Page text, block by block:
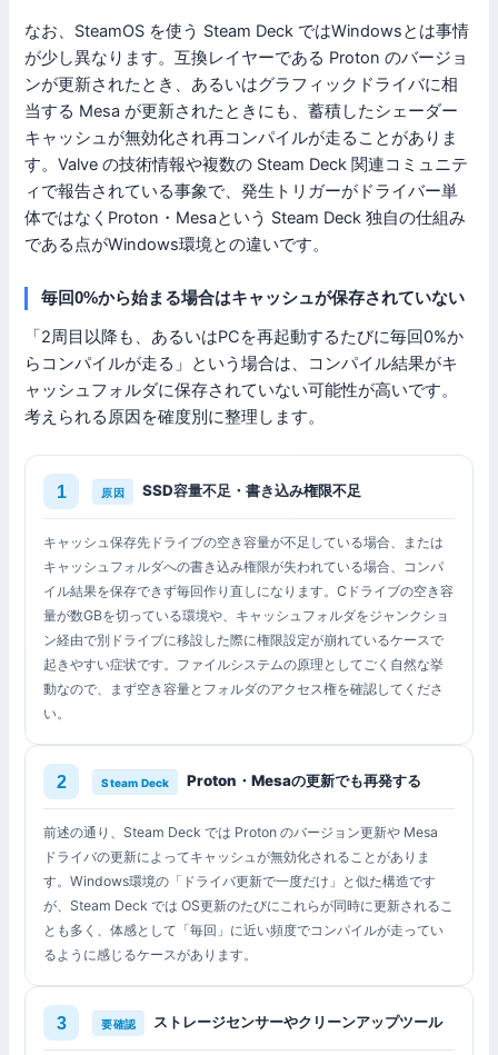
なお、SteamOS を使う Steam Deck ではWindowsとは事情
が少し異なります。互換レイヤーである Proton のバージョ
ンが更新されたとき、あるいはグラフィックドライバに相
当する Mesa が更新されたときにも、蓄積したシェーダー
キャッシュが無効化され再コンパイルが走ることがありま
す。Valve の技術情報や複数の Steam Deck 関連コミュニテ
ィで報告されている事象で、発生トリガーがドライバー単
体ではなくProton・Mesaという Steam Deck 独自の仕組み
である点がWindows環境との違いです。
毎回0%から始まる場合はキャッシュが保存されていない
「2周目以降も、あるいはPCを再起動するたびに毎回0%か
らコンパイルが走る」という場合は、コンパイル結果がキ
ャッシュフォルダに保存されていない可能性が高いです。
考えられる原因を確度別に整理します。
原因 SSD容量不足・書き込み権限不足
キャッシュ保存先ドライブの空き容量が不足している場合、または
キャッシュフォルダへの書き込み権限が失われている場合、コンパ
イル結果を保存できず毎回作り直しになります。Cドライブの空き容
量が数GBを切っている環境や、キャッシュフォルダをジャンクショ
ン経由で別ドライブに移設した際に権限設定が崩れているケースで
起きやすい症状です。ファイルシステムの原理としてごく自然な挙
動なので、まず空き容量とフォルダのアクセス権を確認してくださ
い。
Steam Deck Proton・Mesaの更新でも再発する
前述の通り、Steam Deck では Proton のバージョン更新や Mesa
ドライバの更新によってキャッシュが無効化されることがありま
す。Windows環境の「ドライバ更新で一度だけ」と似た構造です
が、Steam Deck では OS更新のたびにこれらが同時に更新されるこ
とも多く、体感として「毎回」に近い頻度でコンパイルが走ってい
るように感じるケースがあります。
要確認 ストレージセンサーやクリーンアップツール